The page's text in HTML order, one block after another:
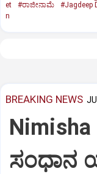
et
#ರಾಜೀನಾಮೆ #Jagdeep
n
BREAKING NEWS
ಸಂಧಾನ